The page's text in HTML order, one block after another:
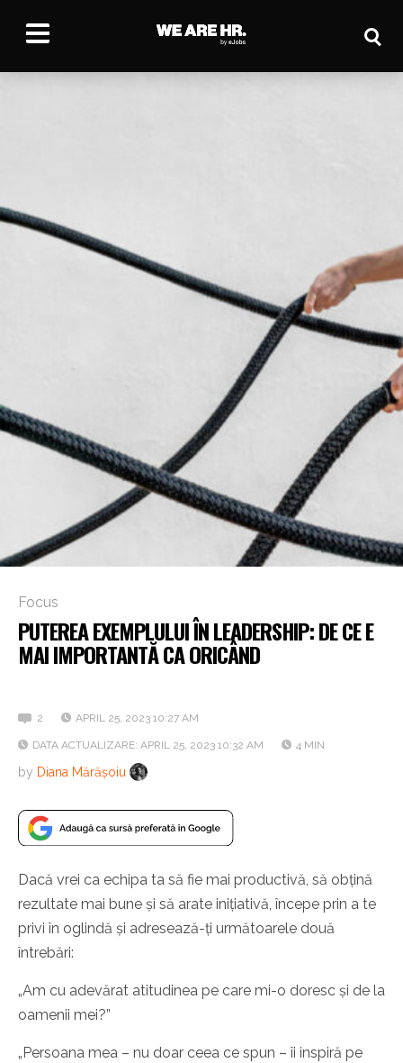
Focus
PUTEREA EXEMPLULUI ÎN LEADERSHIP: DE CE E
MAI IMPORTANTĂ CA ORICÂND
2 APRIL 25, 2023 10:27 AM
DATA ACTUALIZARE: APRIL 25, 2023 10:32 AM 4 MIN
by Diana Mărășoiu
Dacă vrei ca echipa ta să fie mai productivă, să obțină
rezultate mai bune și să arate inițiativă, începe prin a te
privi în oglindă și adresează-ți următoarele două
întrebări:
„Am cu adevărat atitudinea pe care mi-o doresc și de la
oamenii mei?”
„Persoana mea – nu doar ceea ce spun – îi inspiră pe